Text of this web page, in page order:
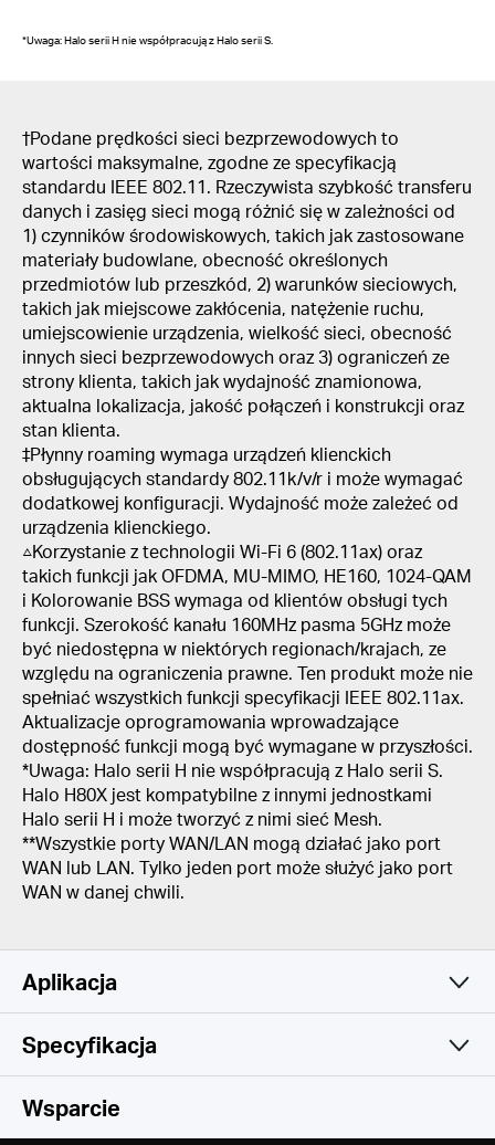
*Uwaga: Halo serii H nie współpracują z Halo serii S.
†Podane prędkości sieci bezprzewodowych to
wartości maksymalne, zgodne ze specyfikacją
standardu IEEE 802.11. Rzeczywista szybkość transferu
danych i zasięg sieci mogą różnić się w zależności od
1) czynników środowiskowych, takich jak zastosowane
materiały budowlane, obecność określonych
przedmiotów lub przeszkód, 2) warunków sieciowych,
takich jak miejscowe zakłócenia, natężenie ruchu,
umiejscowienie urządzenia, wielkość sieci, obecność
innych sieci bezprzewodowych oraz 3) ograniczeń ze
strony klienta, takich jak wydajność znamionowa,
aktualna lokalizacja, jakość połączeń i konstrukcji oraz
stan klienta.
‡Płynny roaming wymaga urządzeń klienckich
obsługujących standardy 802.11k/v/r i może wymagać
dodatkowej konfiguracji. Wydajność może zależeć od
urządzenia klienckiego.
△Korzystanie z technologii Wi-Fi 6 (802.11ax) oraz
takich funkcji jak OFDMA, MU-MIMO, HE160, 1024-QAM
i Kolorowanie BSS wymaga od klientów obsługi tych
funkcji. Szerokość kanału 160MHz pasma 5GHz może
być niedostępna w niektórych regionach/krajach, ze
względu na ograniczenia prawne. Ten produkt może nie
spełniać wszystkich funkcji specyfikacji IEEE 802.11ax.
Aktualizacje oprogramowania wprowadzające
dostępność funkcji mogą być wymagane w przyszłości.
*Uwaga: Halo serii H nie współpracują z Halo serii S.
Halo H80X jest kompatybilne z innymi jednostkami
Halo serii H i może tworzyć z nimi sieć Mesh.
**Wszystkie porty WAN/LAN mogą działać jako port
WAN lub LAN. Tylko jeden port może służyć jako port
WAN w danej chwili.
Aplikacja
Prosta i funkcjonalna
Specyfikacja
Sieć bezprzewodowa
Wsparcie